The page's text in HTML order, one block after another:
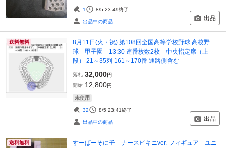
1 8/5 23:49終了
出品中の商品 出品
送料無料
8月11日(火・祝) 第108回全国高等学校野球 高校野
球 甲子園 13:30 連番枚数2枚 中央指定席（上
段） 21～35列 161～170番 通路側含む
落札 32,000円
開始 12,800円
未使用
32 8/5 23:41終了
出品中の商品 出品
送料無料
すーぱーそに子 ナースビキニver. フィギュア ユニ